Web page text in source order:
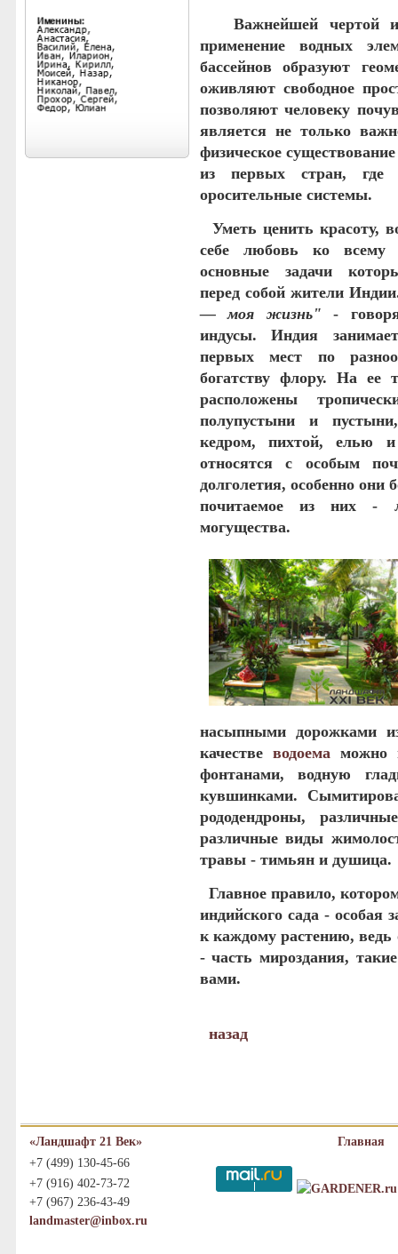
Важнейшей чертой
применение водных
бассейнов образуют
оживляют свободное
позволяют человеку
является не только
физическое
из первых стран,
оросительные системы.
Уметь ценить красоту,
себе любовь ко
основные задачи
перед собой жители
— моя жизнь" -
индусы. Индия
первых мест по
богатству флору. На ее
расположены
полупустыни и
кедром, пихтой, елью
относятся с особым
долголетия, особенно они
почитаемое из них -
могущества.
насыпными дорожками
качестве водоемаможно
фонтанами, водную
кувшинками.
рододендроны,
различные виды
травы - тимьян и душица.
Главное правило,
индийского сада - особая
к каждому растению, ведь
- часть мироздания,
вами.
назад
«Ландшафт 21 Век»
+7 (499) 130-45-66
+7 (916) 402-73-72
+7 (967) 236-43-49
landmaster@inbox.ru
Главная